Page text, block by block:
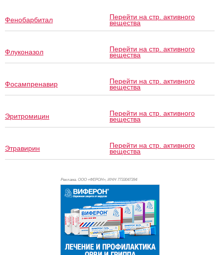
Фенобарбитал Перейти на стр. активного
вещества
Флуконазол Перейти на стр. активного
вещества
Фосампренавир Перейти на стр. активного
вещества
Эритромицин Перейти на стр. активного
вещества
Этравирин Перейти на стр. активного
вещества
Реклама. ООО «ФЕРОН», ИНН 7733047394